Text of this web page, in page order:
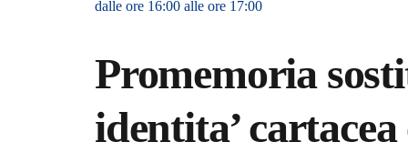
dalle ore 16:00 alle ore 17:00
Promemoria
identita’